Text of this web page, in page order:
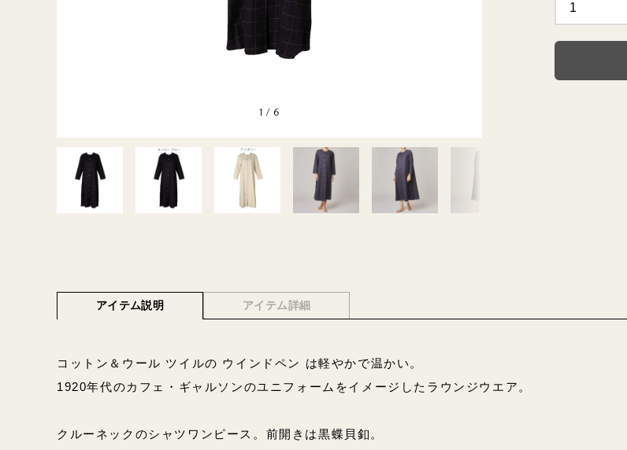
SILK FRAISE
1 / 6
アイテム説明 アイテム詳細
コットン＆ウール ツイルの ウインドペン は軽やかで温かい。
1920年代のカフェ・ギャルソンのユニフォームをイメージしたラウンジウエア。
クルーネックのシャツワンピース。前開きは黒蝶貝釦。